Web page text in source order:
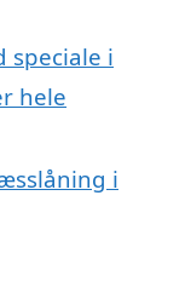
speciale i
hele
i